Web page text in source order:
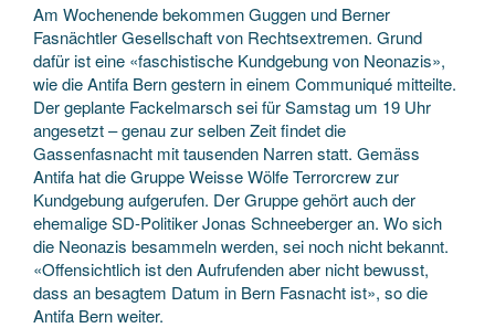
Am Wochenende bekommen Guggen und Berner
Fasnächtler Gesellschaft von Rechtsextremen. Grund
dafür ist eine «faschistische Kundgebung von Neonazis»,
wie die Antifa Bern gestern in einem Communiqué mitteilte.
Der geplante Fackelmarsch sei für Samstag um 19 Uhr
angesetzt – genau zur selben Zeit findet die
Gassenfasnacht mit tausenden Narren statt. Gemäss
Antifa hat die Gruppe Weisse Wölfe Terrorcrew zur
Kundgebung aufgerufen. Der Gruppe gehört auch der
ehemalige SD-Politiker Jonas Schneeberger an. Wo sich
die Neonazis besammeln werden, sei noch nicht bekannt.
«Offensichtlich ist den Aufrufenden aber nicht bewusst,
dass an besagtem Datum in Bern Fasnacht ist», so die
Antifa Bern weiter.